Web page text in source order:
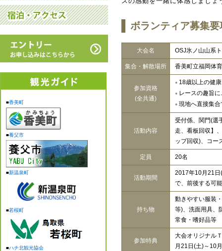
■香美町
■養父市
■新温泉町
■若桜町
■ハチ北観光協会
ボランティア募集要
大会名 OSJ氷ノ山山系
集合・解散場所 香美町立福岡体
参加資格
(全共通)
● 18歳以上の健
● レースの趣旨
● 現地へ直接集合
活動内容
受付係、関門(選
走、看板回収】
ップ回収)、コー
定員 20名
活動期間
2017年10月21日
で、前後する可
持ち物
動きやすい服装
等)、洗面用具、
常食・嗜好品等
参加特典
大会オリジナル
月21日(土)～10